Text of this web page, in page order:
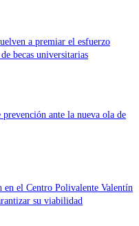
a premiar el esfuerzo
becas universitarias
prevención ante la nueva ola de
en el Centro Polivalente Valentín
su viabilidad